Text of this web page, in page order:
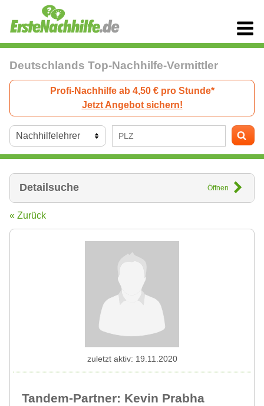
Deutschlands Top-Nachhilfe-Vermittler
Profi-Nachhilfe ab 4,50 € pro Stunde*
Jetzt Angebot sichern!
Detailsuche Öffnen
« Zurück
Tandem-Partner: Kevin Prabha
zuletzt aktiv: 19.11.2020